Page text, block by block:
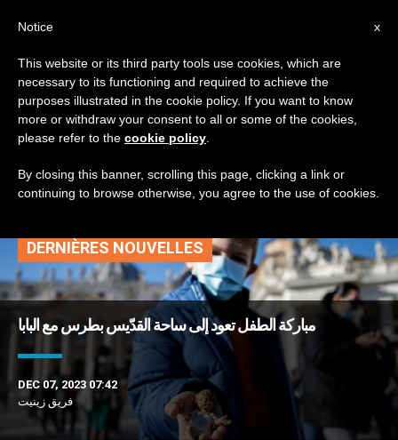
TAG
Posts Tagged
‘أشخاص المغارة’
DERNIÈRES NOUVELLES
مباركة الطفل تعود إلى ساحة القدّيس بطرس مع البابا
DEC 07, 2023 07:42
فريق زينيت
x
Notice
This website or its third party tools use cookies, which are
necessary to its functioning and required to achieve the
purposes illustrated in the cookie policy. If you want to know
more or withdraw your consent to all or some of the cookies,
please refer to the cookie policy
By closing this banner, scrolling this page, clicking a link or
continuing to browse otherwise, you agree to the use of cookies.